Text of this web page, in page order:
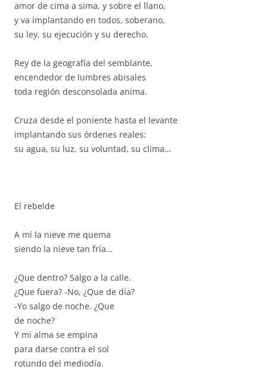
amor de cima a sima, y sobre el llano,
y va implantando en todos, soberano,
su ley, su ejecución y su derecho.
Rey de la geografía del semblante,
encendedor de lumbres abisales
toda región desconsolada anima.
Cruza desde el poniente hasta el levante
implantando sus órdenes reales:
su agua, su luz, su voluntad, su clima…
El rebelde
A mí la nieve me quema
siendo la nieve tan fría…
¿Que dentro? Salgo a la calle.
¿Que fuera? -No, ¿Que de día?
-Yo salgo de noche. ¿Que
de noche?
Y mi alma se empina
para darse contra el sol
rotundo del mediodía.